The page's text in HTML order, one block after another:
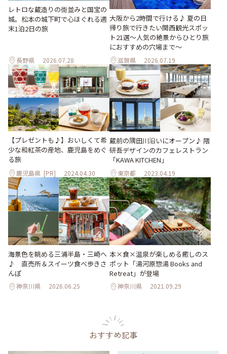
レトロな蔵造りの街並みと国宝の
城。松本の城下町で心ほぐれる週
末1泊2日の旅
長野県 2026.07.28
大阪から2時間で行ける♪ 夏の日
帰り旅で行きたい関西観光スポッ
ト21選～人気の絶景からひとり旅
におすすめの穴場まで～
滋賀県 2026.07.19
【プレゼントも♪】おいしくて希
少な和紅茶の産地、鹿児島をめぐ
る旅
鹿児島県 [PR] 2024.04.30
蔵前の隅田川沿いにオープン♪ 隈
研吾デザインのカフェレストラン
「KAWA KITCHEN」
東京都 2023.04.19
海景色を眺める三浦半島・三崎へ
♪ 直売所＆スイーツ食べ歩きさ
んぽ
神奈川県 2026.06.25
本×食×温泉が楽しめる癒しのス
ポット「湯河原惣湯 Books and
Retreat」が登場
神奈川県 2021.09.29
おすすめ記事